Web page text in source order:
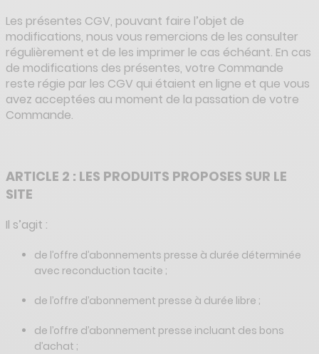
Les présentes CGV, pouvant faire l’objet de
modifications, nous vous remercions de les consulter
régulièrement et de les imprimer le cas échéant. En cas
de modifications des présentes, votre Commande
reste régie par les CGV qui étaient en ligne et que vous
avez acceptées au moment de la passation de votre
Commande.
ARTICLE 2 : LES PRODUITS PROPOSES SUR LE
SITE
Il s’agit :
de l’offre d’abonnements presse à durée déterminée
avec reconduction tacite ;
de l’offre d’abonnement presse à durée libre ;
de l’offre d’abonnement presse incluant des bons
d’achat ;